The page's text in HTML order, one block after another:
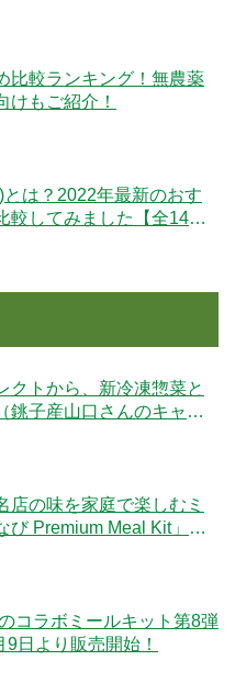
比較ランキング！無農薬
けもご紹介！
は？2022年最新のおす
較してみました【全14
クトから、新冷凍惣菜と
銚子産山口さんのキャベ
店の味を家庭で楽しむミ
び Premium Meal Kit」シ
コラボミールキット第8弾
日より販売開始！